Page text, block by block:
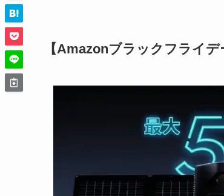
【Amazonブラックフライ